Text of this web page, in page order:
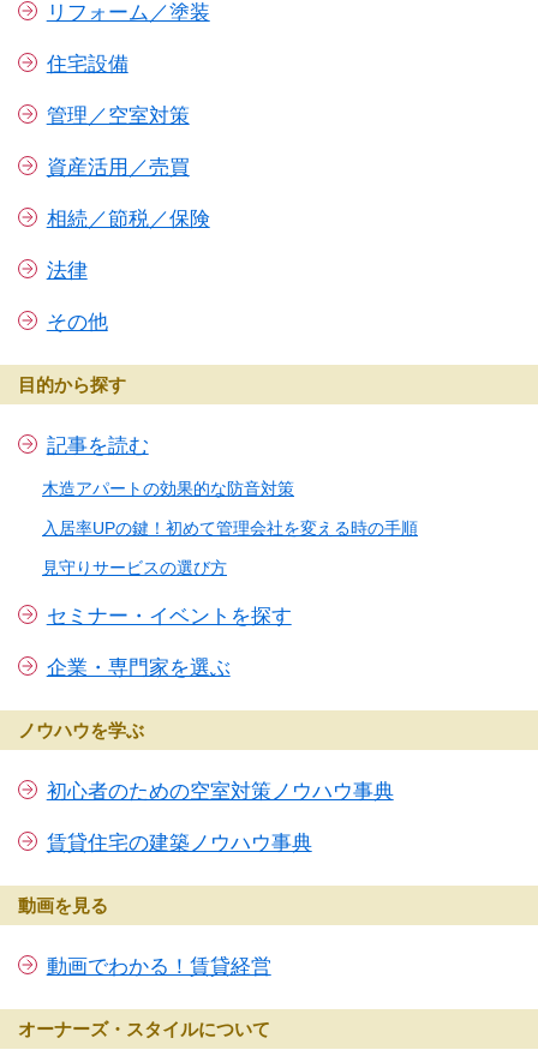
リフォーム／塗装
住宅設備
管理／空室対策
資産活用／売買
相続／節税／保険
法律
その他
目的から探す
記事を読む
木造アパートの効果的な防音対策
入居率UPの鍵！初めて管理会社を変える時の手順
見守りサービスの選び方
セミナー・イベントを探す
企業・専門家を選ぶ
ノウハウを学ぶ
初心者のための空室対策ノウハウ事典
賃貸住宅の建築ノウハウ事典
動画を見る
動画でわかる！賃貸経営
オーナーズ・スタイルについて